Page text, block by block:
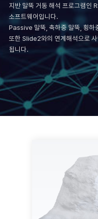
지반 말뚝 거동 해석 프로그램인
소프트웨어입니다.
Passive 말뚝, 축하중 말뚝, 횡하
또한 Slide2와의 연계해석으로
됩니다.